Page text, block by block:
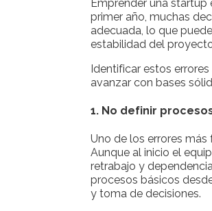
Emprender una startup
primer año, muchas
adecuada, lo que
estabilidad del
Identificar estos
avanzar con bases
1. No definir
Uno de los errores
Aunque al inicio el
retrabajo y
procesos básicos
y toma de decisiones.